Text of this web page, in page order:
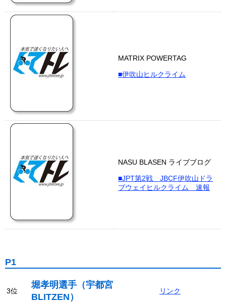
MATRIX POWERTAG
■伊吹山ヒルクライム
NASU BLASEN ライブブログ
■JPT第2戦 JBCF伊吹山ドラ
ブウェイヒルクライム 速報
P1
3位
堀孝明選手（宇都宮
BLITZEN）
リンク